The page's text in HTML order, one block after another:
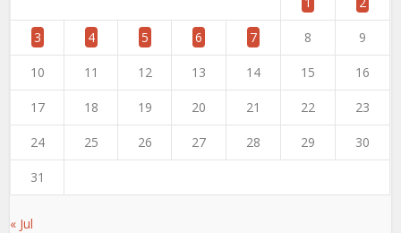
3 4 5 6 7 8 9
10 11 12 13 14 15 16
17 18 19 20 21 22 23
24 25 26 27 28 29 30
31
« Jul